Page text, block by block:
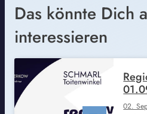
Das könnte Dich
interessieren
02.